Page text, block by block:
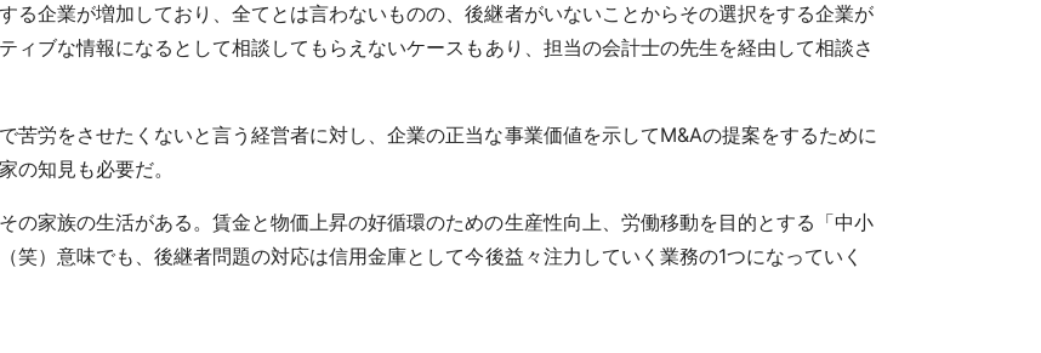
る企業が増加しており、全てとは言わないものの、後継者がいないことからその選択をする企業が
ィブな情報になるとして相談してもらえないケースもあり、担当の会計士の先生を経由して相談さ
苦労をさせたくないと言う経営者に対し、企業の正当な事業価値を示してM&Aの提案をするために
の知見も必要だ。
の家族の生活がある。賃金と物価上昇の好循環のための生産性向上、労働移動を目的とする「中小
）意味でも、後継者問題の対応は信用金庫として今後益々注力していく業務の1つになっていく